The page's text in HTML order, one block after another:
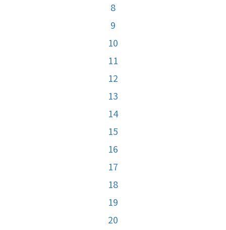
8
9
10
11
12
13
14
15
16
17
18
19
20